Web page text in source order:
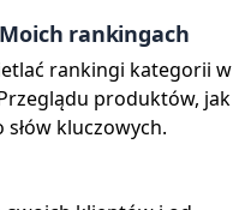
rankingach
rankingi kategorii w
produktów, jak
kluczowych.